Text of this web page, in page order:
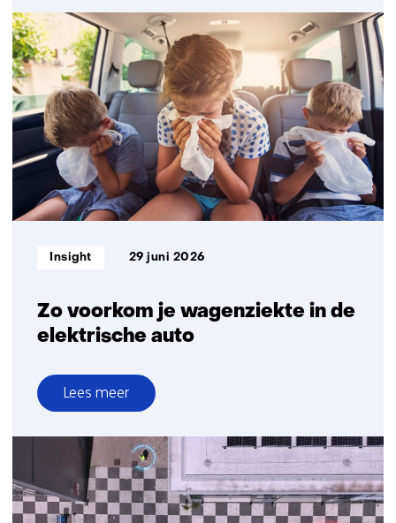
Minder
vrachtwagens,
minder
files,
meer
winst
dankzij
slimmere
logistiek
Zo voorkom je wagenziekte in de
elektrische auto
Informatietype:
Insight 29 juni 2026
Lees meer
over
Zo
voorkom
wagenziekte
in